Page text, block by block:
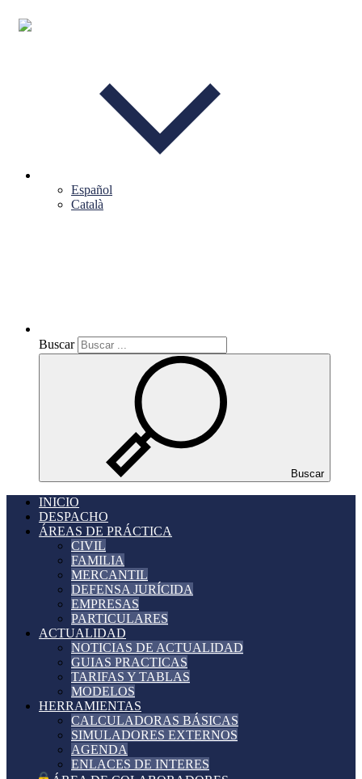
Español
Català
Buscar
Buscar
INICIO
DESPACHO
ÁREAS DE PRÁCTICA
CIVIL
FAMILIA
MERCANTIL
DEFENSA JURÍCIDA
EMPRESAS
PARTICULARES
ACTUALIDAD
NOTICIAS DE ACTUALIDAD
GUIAS PRACTICAS
TARIFAS Y TABLAS
MODELOS
HERRAMIENTAS
CALCULADORAS BÁSICAS
SIMULADORES EXTERNOS
AGENDA
ENLACES DE INTERES